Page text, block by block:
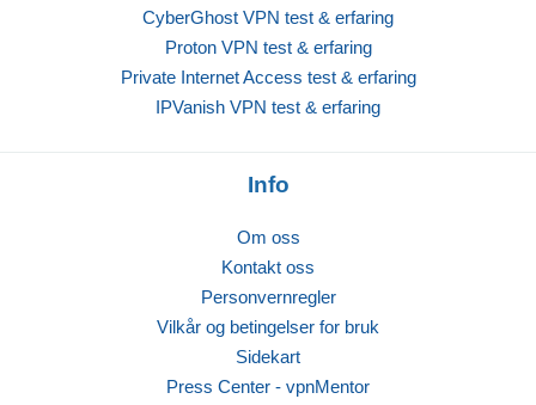
CyberGhost VPN test & erfaring
Proton VPN test & erfaring
Private Internet Access test & erfaring
IPVanish VPN test & erfaring
Info
Om oss
Kontakt oss
Personvernregler
Vilkår og betingelser for bruk
Sidekart
Press Center - vpnMentor